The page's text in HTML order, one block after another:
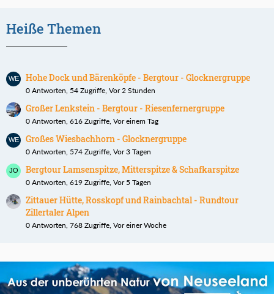
Heiße Themen
Hohe Dock und Bärenköpfe - Bergtour - Glocknergruppe
0 Antworten, 54 Zugriffe, Vor 2 Stunden
Großer Lenkstein - Bergtour - Riesenfernergruppe
0 Antworten, 616 Zugriffe, Vor einem Tag
Großes Wiesbachhorn - Glocknergruppe
0 Antworten, 574 Zugriffe, Vor 3 Tagen
Bergtour Lamsenspitze, Mitterspitze & Schafkarspitze
0 Antworten, 619 Zugriffe, Vor 5 Tagen
Zittauer Hütte, Rosskopf und Rainbachtal - Rundtour
Zillertaler Alpen
0 Antworten, 768 Zugriffe, Vor einer Woche